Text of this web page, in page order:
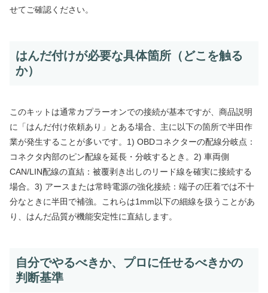
せてご確認ください。
はんだ付けが必要な具体箇所（どこを触る
か）
このキットは通常カプラーオンでの接続が基本ですが、商品説明
に「はんだ付け依頼あり」とある場合、主に以下の箇所で半田作
業が発生することが多いです。1) OBDコネクターの配線分岐点：
コネクタ内部のピン配線を延長・分岐するとき。2) 車両側
CAN/LIN配線の直結：被覆剥き出しのリード線を確実に接続する
場合。3) アースまたは常時電源の強化接続：端子の圧着では不十
分なときに半田で補強。これらは1mm以下の細線を扱うことがあ
り、はんだ品質が機能安定性に直結します。
自分でやるべきか、プロに任せるべきかの
判断基準